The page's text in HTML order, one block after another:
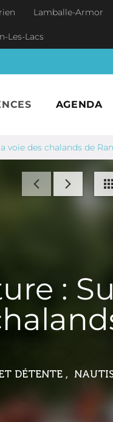
Lamballe-Armor
Les-Lacs
AGENDA
voie des chalands de
:
DÉTENTE ,